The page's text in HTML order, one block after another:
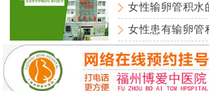
女性输卵管积水
女性患有输卵管